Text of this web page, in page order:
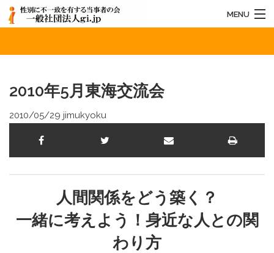
MENU
お知らせ
活動内容
2010年5月東海交流会
2010/05/29 jimukyoku
人間関係をどう築く？
一緒に考えよう！身近な人との関
わり方